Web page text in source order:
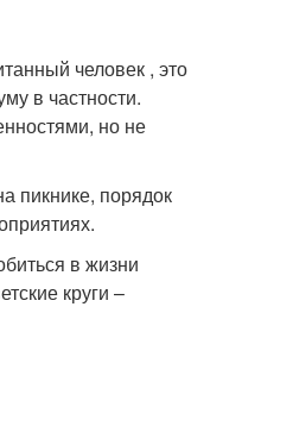
человек , это
в частности.
но не
пикнике, порядок
в жизни
круги –